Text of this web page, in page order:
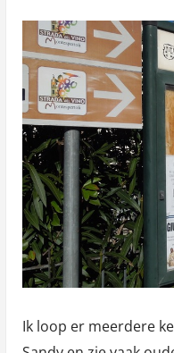
Ik loop er meerdere